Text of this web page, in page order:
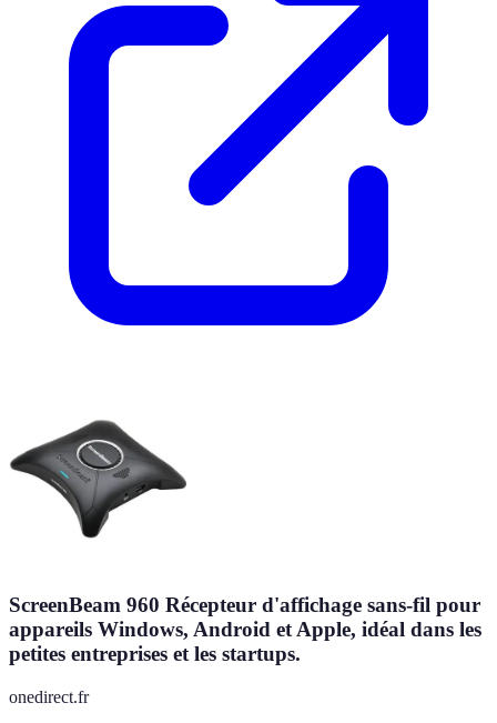
ScreenBeam 960 Récepteur d'affichage sans-fil pour
appareils Windows, Android et Apple, idéal dans les
petites entreprises et les startups.
onedirect.fr